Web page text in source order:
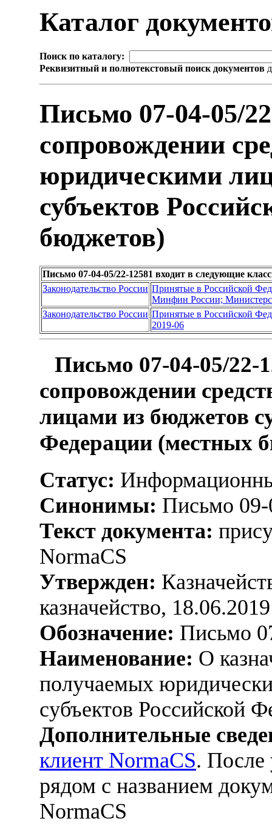
Каталог
Поиск по каталогу:
Реквизитный и полнотекстовый поиск документов
Письмо 07-04-05/
сопровождении
юридическими
субъектов
бюджетов)
Письмо 07-04-05/22-12581 входит в следующие
Законодательство России Принятые в Российской
Минфин России;
Законодательство России Принятые в Российской
2019-06
Письмо 07-04-05/22-
сопровождении
лицами из бюджетов
Федерации (местных
Статус:
Синонимы: Письмо
Текст документа:
NormaCS
Утвержден:
казначейство, 18.06.2019
Обозначение: Письмо
Наименование: О
получаемых
субъектов Российской
Дополнительные
клиент NormaCS. После
рядом с названием
NormaCS